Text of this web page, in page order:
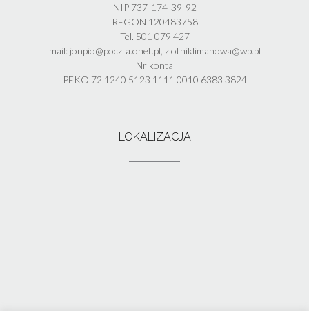
NIP 737-174-39-92
REGON 120483758
Tel. 501 079 427
mail: jonpio@poczta.onet.pl, zlotniklimanowa@wp.pl
Nr konta
PEKO 72 1240 5123 1111 0010 6383 3824
LOKALIZACJA